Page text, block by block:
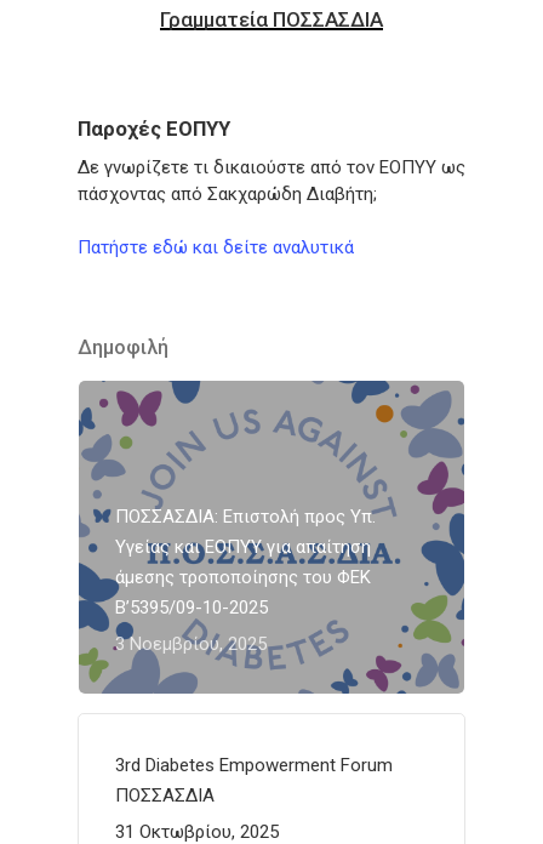
Γραμματεία ΠΟΣΣΑΣΔΙΑ
Παροχές ΕΟΠΥΥ
Δε γνωρίζετε τι δικαιούστε από τον ΕΟΠΥΥ ως
πάσχοντας από Σακχαρώδη Διαβήτη;
Πατήστε εδώ και δείτε αναλυτικά
Δημοφιλή
ΠΟΣΣΑΣΔΙΑ: Επιστολή προς Υπ.
Υγείας και ΕΟΠΥΥ για απαίτηση
άμεσης τροποποίησης του ΦΕΚ
Β’5395/09-10-2025
3 Νοεμβρίου, 2025
3rd Diabetes Empowerment Forum
ΠΟΣΣΑΣΔΙΑ
31 Οκτωβρίου, 2025